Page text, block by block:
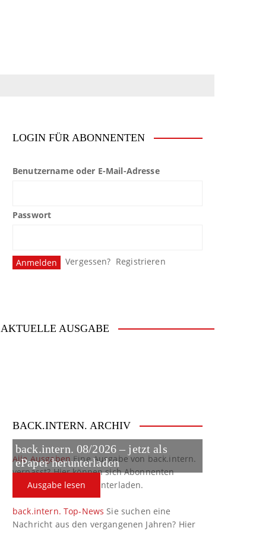
LOGIN FÜR ABONNENTEN
Benutzername oder E-Mail-Adresse
Passwort
Vergessen? Registrieren
AKTUELLE AUSGABE
back.intern. 08/2026 – jetzt als
ePaper herunterladen
Ausgabe lesen
BACK.INTERN. ARCHIV
Alle AusgabenEine Ausgabe von back.intern.
verpasst? Hier können sich Abonnenten
ältere Ausgaben herunterladen.
back.intern. Top-News Sie suchen eine
Nachricht aus den vergangenen Jahren? Hier